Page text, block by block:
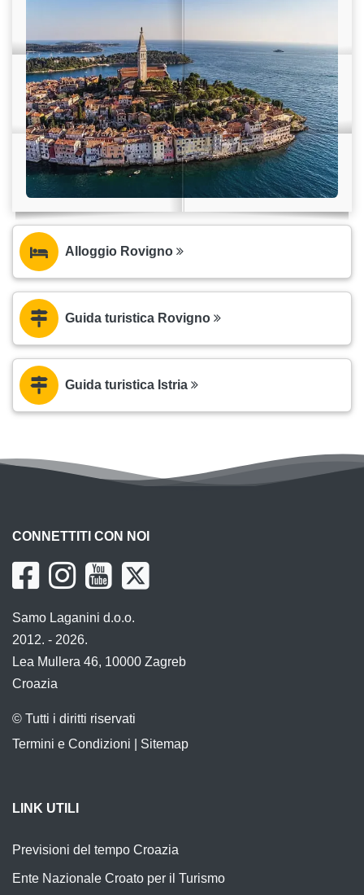
Alloggio Rovigno
Guida turistica Rovigno
Guida turistica Istria
CONNETTITI CON NOI
Samo Laganini d.o.o.
2012. - 2026.
Lea Mullera 46, 10000 Zagreb
Croazia
© Tutti i diritti riservati
Termini e Condizioni
Sitemap
LINK UTILI
Previsioni del tempo Croazia
Ente Nazionale Croato per il Turismo